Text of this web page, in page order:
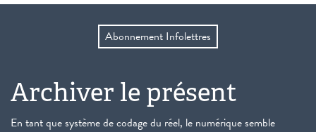
Abonnement Infolettres
Archiver le présent
En tant que système de codage du réel, le numérique semble